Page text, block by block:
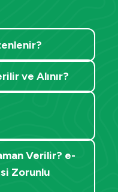
ve Alınır?
Verilir? e-
Zorunlu